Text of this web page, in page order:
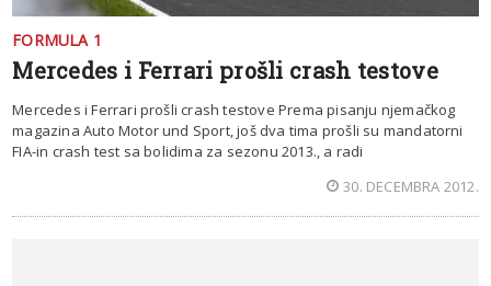
FORMULA 1
Mercedes i Ferrari prošli crash testove
Mercedes i Ferrari prošli crash testove Prema pisanju njemačkog
magazina Auto Motor und Sport, još dva tima prošli su mandatorni
FIA-in crash test sa bolidima za sezonu 2013., a radi
30. DECEMBRA 2012.